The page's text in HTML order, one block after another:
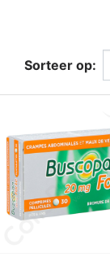
Sorteer op: